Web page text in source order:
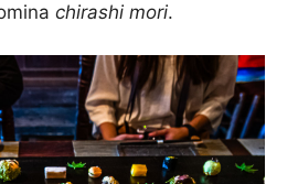
chirashi mori.